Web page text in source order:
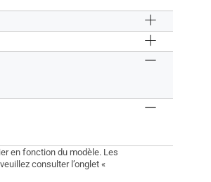
en fonction du modèle. Les
consulter l’onglet «